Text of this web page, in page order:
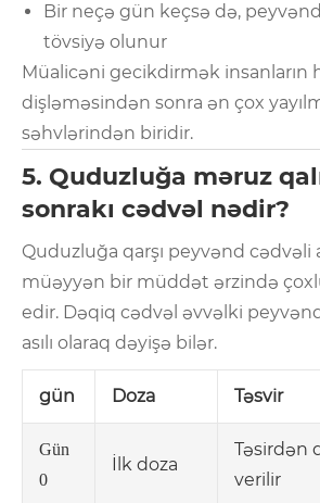
Bir neçə gün keçsə də,
tövsiyə olunur
Müalicəni gecikdirmək insanların
dişləməsindən sonra ən çox
səhvlərindən biridir.
5. Quduzluğa məruz
sonrakı cədvəl nədir?
Quduzluğa qarşı peyvənd cədvəli
müəyyən bir müddət ərzində
edir. Dəqiq cədvəl əvvəlki
asılı olaraq dəyişə bilər.
gün Doza Təsvir
Gün
0
İlk doza
Təsirdən
verilir